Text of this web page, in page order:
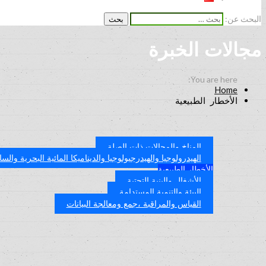
البحث عن:
مجالات الخبرة
Home
الأخطار الطبيعية
المناخ والمجالات ذات الصلة
الهيدرولوجيا والهيدرجيولوجيا والديناميكا المائية البحرية
الأخطار الطبيعية
الأشغال والبنية التحتية
البيئة والتنمية المستدامة
القياس والمراقبة ،جمع ومعالجة البيانات